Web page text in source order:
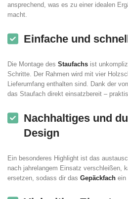
ansprechend, was es zu einer idealen
macht.
Einfache und
Die Montage des Staufachs ist
Schritte. Der Rahmen wird mit vier
Lieferumfang enthalten sind. Dank der
das Staufach direkt einsatzbereit –
Nachhaltiges und
Design
Ein besonderes Highlight ist das
nach jahrelangem Einsatz verschleißen,
ersetzen, sodass dir das Gepäckfach ein